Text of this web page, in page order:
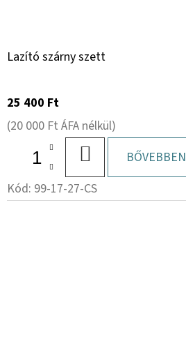
Lazító szárny szett
25 400 Ft
(20 000 Ft ÁFA nélkül)
KOSÁRBABŐVEBBEN
Kód: 99-17-27-CS